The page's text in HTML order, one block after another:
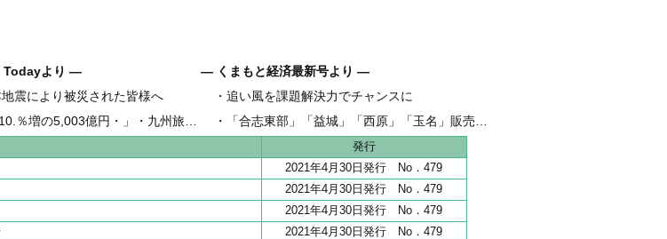
より ―
震により被災された皆様へ
の5,003億円・」・九州旅客鉄道の古宮洋二社長
― くまもと経済最新号より ―
・追い風を課題解決力でチャンスに
県内地域金融 伴走支援強化し、新たな資金需要を開拓
・
「合志東部」「益城」「西原」「玉名」販売好調
県内工業団地 全206haうち65haが分譲開始
発行
2021年4月30日発行 No．479
2021年4月30日発行 No．479
2021年4月30日発行 No．479
2021年4月30日発行 No．479